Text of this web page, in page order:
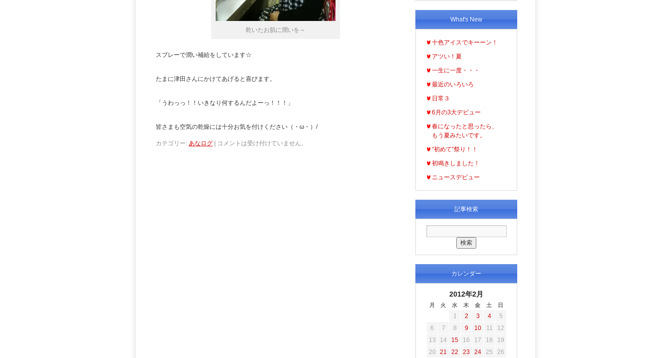
乾いたお肌に潤いを～
スプレーで潤い補給をしています☆
たまに津田さんにかけてあげると喜びます。
「うわっっ！！いきなり何するんだよーっ！！！」
皆さまも空気の乾燥には十分お気を付けください（・ω・）/
カテゴリー: あなログ コメントは受け付けていません。
What's New
十色アイスでキーーン！
アツい！夏
一生に一度・・・
最近のいろいろ
日常３
6月の3大デビュー
春になったと思ったら、
もう夏みたいです。
“初めて”祭り！！
初鳴きしました！
ニュースデビュー
記事検索
カレンダー
2012年2月
月 火 水 木 金 土 日
1 2 3 4
5
6
7 8 9 10 11
12
13
14 15 16 17 18
19
20
21 22 23 24 25
26